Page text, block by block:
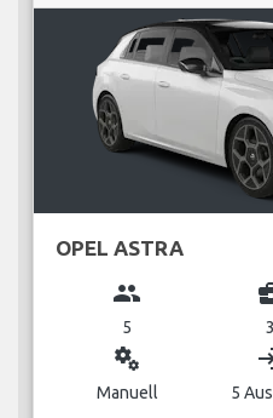
OPEL ASTRA
group
5 3
miscellaneous_services
Manuell 5